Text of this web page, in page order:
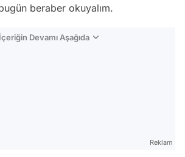
beraber okuyalım.
İçeriğin Devamı Aşağıda
Reklam